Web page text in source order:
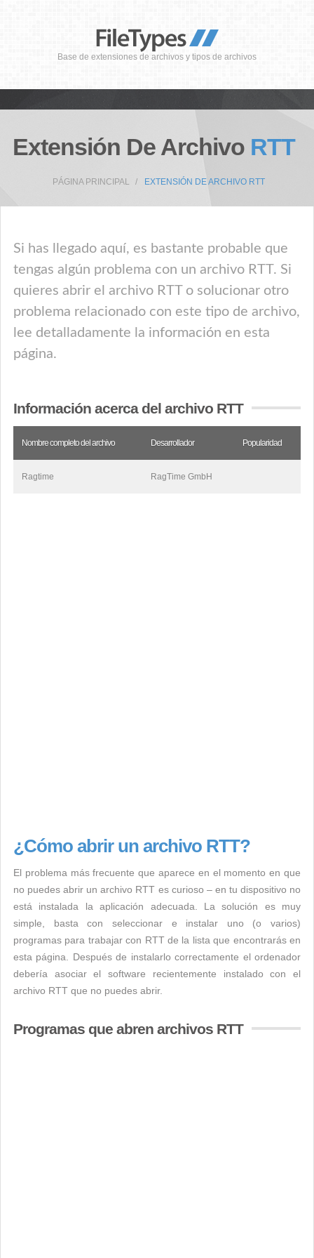
Base de extensiones de archivos y tipos de archivos
Extensión De Archivo RTT
PÁGINA PRINCIPAL EXTENSIÓN DE ARCHIVO RTT
Si has llegado aquí, es bastante probable que
tengas algún problema con un archivo RTT. Si
quieres abrir el archivo RTT o solucionar otro
problema relacionado con este tipo de archivo,
lee detalladamente la información en esta
página.
Información acerca del archivo RTT
Nombre completo del archivo Desarrollador Popularidad
Ragtime RagTime GmbH
¿Cómo abrir un archivo RTT?
El problema más frecuente que aparece en el momento en que
no puedes abrir un archivo RTT es curioso – en tu dispositivo no
está instalada la aplicación adecuada. La solución es muy
simple, basta con seleccionar e instalar uno (o varios)
programas para trabajar con RTT de la lista que encontrarás en
esta página. Después de instalarlo correctamente el ordenador
debería asociar el software recientemente instalado con el
archivo RTT que no puedes abrir.
Programas que abren archivos RTT